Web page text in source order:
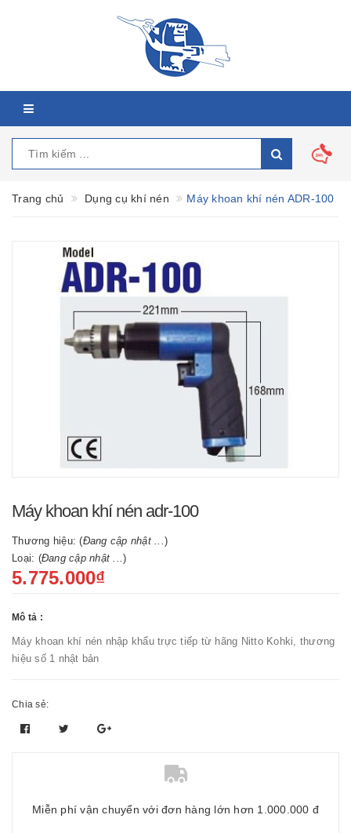
Trang chủ Dụng cụ khí nén Máy khoan khí nén ADR-100
Máy khoan khí nén adr-100
Thương hiệu: (Đang cập nhật ...)
Loại: (Đang cập nhật ...)
5.775.000₫
Mô tả :
Máy khoan khí nén nhập khẩu trực tiếp từ hãng Nitto Kohki, thương
hiệu số 1 nhật bản
Chia sẻ:
Miễn phí vận chuyển với đơn hàng lớn hơn 1.000.000 đ